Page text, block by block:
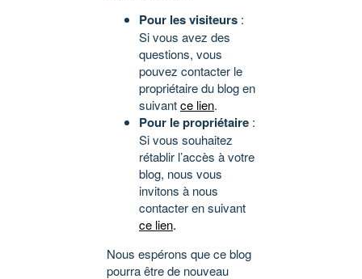
Pour les visiteurs :
Si vous avez des
questions, vous
pouvez contacter le
propriétaire du blog en
suivantce lien.
Pour le propriétaire :
Si vous souhaitez
rétablir l’accès à votre
blog, nous vous
invitons à nous
contacter en suivant
ce lien.
Nous espérons que ce blog
pourra être de nouveau